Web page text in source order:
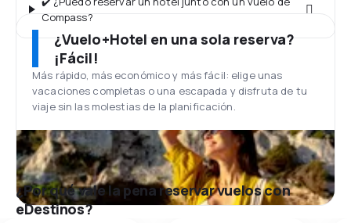
Compass?
¿Vuelo+Hotel en una sola reserva?
¡Fácil!
Más rápido, más económico y más fácil: elige unas
vacaciones completas o una escapada y disfruta de tu
viaje sin las molestias de la planificación.
¿Por qué vale la pena reservar vuelos con
eDestinos?